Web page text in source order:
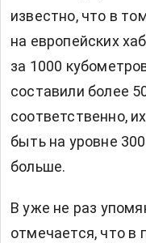
известно, что в
на европейских
за 1000
составили более
соответственно,
быть на уровне
больше.
В уже не раз
отмечается, что в